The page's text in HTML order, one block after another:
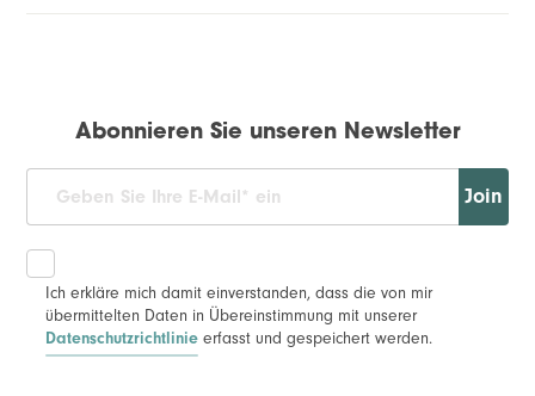
Abonnieren Sie unseren Newsletter
Join
Ich erkläre mich damit einverstanden, dass die von mir
übermittelten Daten in Übereinstimmung mit unserer
Datenschutzrichtlinie erfasst und gespeichert werden.